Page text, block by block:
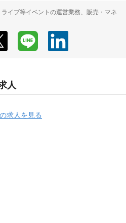
イブ等イベントの運営業務、販売・マネ
人
求人を見る